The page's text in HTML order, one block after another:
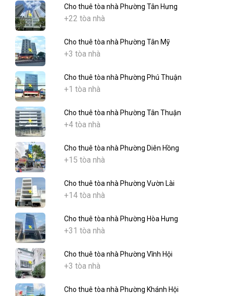
Cho thuê tòa nhà Phường Tân Hưng
+22 tòa nhà
Cho thuê tòa nhà Phường Tân Mỹ
+3 tòa nhà
Cho thuê tòa nhà Phường Phú Thuận
+1 tòa nhà
Cho thuê tòa nhà Phường Tân Thuận
+4 tòa nhà
Cho thuê tòa nhà Phường Diên Hồng
+15 tòa nhà
Cho thuê tòa nhà Phường Vườn Lài
+14 tòa nhà
Cho thuê tòa nhà Phường Hòa Hưng
+31 tòa nhà
Cho thuê tòa nhà Phường Vĩnh Hội
+3 tòa nhà
Cho thuê tòa nhà Phường Khánh Hội